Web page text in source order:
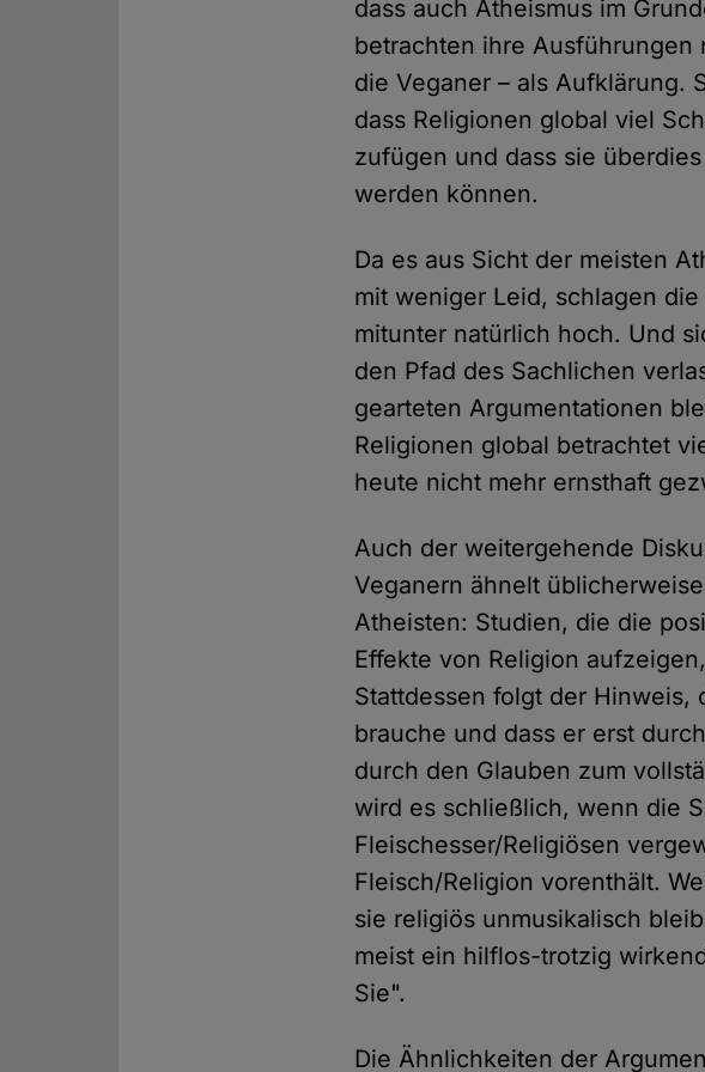
dass auch Atheismus im
betrachten ihre Ausführungen
die Veganer – als Aufklärung.
dass Religionen global viel
zufügen und dass sie
werden können.
Da es aus Sicht der meisten
mit weniger Leid, schlagen
mitunter natürlich hoch. Und
den Pfad des Sachlichen
gearteten Argumentationen
Religionen global betrachtet
heute nicht mehr ernsthaft
Auch der weitergehende
Veganern ähnelt
Atheisten: Studien, die die
Effekte von Religion
Stattdessen folgt der Hinweis,
brauche und dass er erst
durch den Glauben zum
wird es schließlich, wenn die
Fleischesser/Religiösen
Fleisch/Religion vorenthält.
sie religiös unmusikalisch
meist ein hilflos-trotzig
Sie".
Die Ähnlichkeiten der